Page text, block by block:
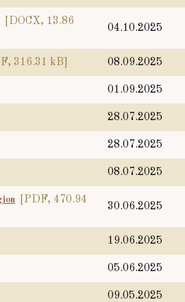
[DOCX, 13.86
04.10.2025
316.31 kB] 08.09.2025
01.09.2025
28.07.2025
28.07.2025
08.07.2025
[PDF, 470.94
30.06.2025
19.06.2025
05.06.2025
09.05.2025